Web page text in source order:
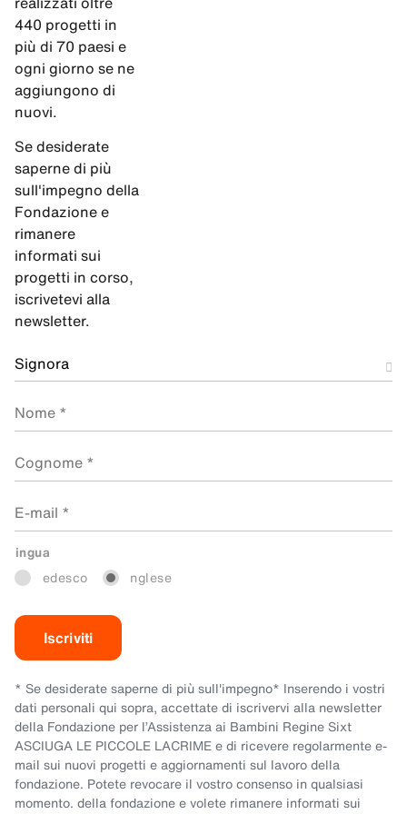
440 progetti in
più di 70 paesi e
ogni giorno se ne
aggiungono di
nuovi.
Se desiderate
saperne di più
sull'impegno della
Fondazione e
rimanere
informati sui
progetti in corso,
iscrivetevi alla
newsletter.
ingua
edesco nglese
* Se desiderate saperne di più sull'impegno* Inserendo i vostri
dati personali qui sopra, accettate di iscrivervi alla newsletter
della Fondazione per l’Assistenza ai Bambini Regine Sixt
ASCIUGA LE PICCOLE LACRIME e di ricevere regolarmente e-
mail sui nuovi progetti e aggiornamenti sul lavoro della
fondazione. Potete revocare il vostro consenso in qualsiasi
momento. della fondazione e volete rimanere informati sui